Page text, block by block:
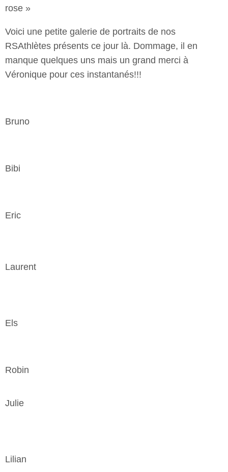
rose »
Voici une petite galerie de portraits de nos
RSAthlètes présents ce jour là. Dommage, il en
manque quelques uns mais un grand merci à
Véronique pour ces instantanés!!!
Bruno
Bibi
Eric
Laurent
Els
Robin
Julie
Lilian